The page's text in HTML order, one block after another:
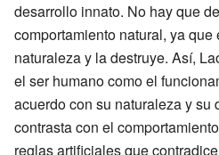
desarrollo innato. No hay que
comportamiento natural, ya
naturaleza y la destruye. Así,
el ser humano como el
acuerdo con su naturaleza y su
contrasta con el
reglas artificiales que